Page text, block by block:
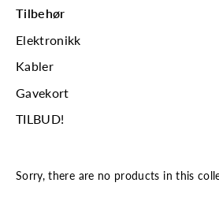
Tilbehør
Elektronikk
Kabler
Gavekort
TILBUD!
Sorry, there are no products in this